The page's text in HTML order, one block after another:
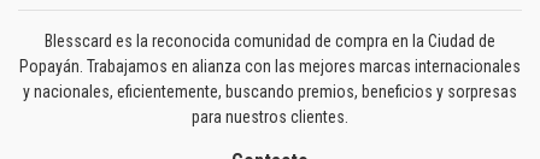
Blesscard es la reconocida comunidad de compra en la Ciudad de
Popayán. Trabajamos en alianza con las mejores marcas internacionales
y nacionales, eficientemente, buscando premios, beneficios y sorpresas
para nuestros clientes.